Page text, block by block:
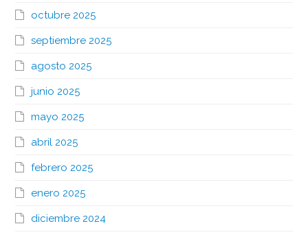
octubre 2025
septiembre 2025
agosto 2025
junio 2025
mayo 2025
abril 2025
febrero 2025
enero 2025
diciembre 2024